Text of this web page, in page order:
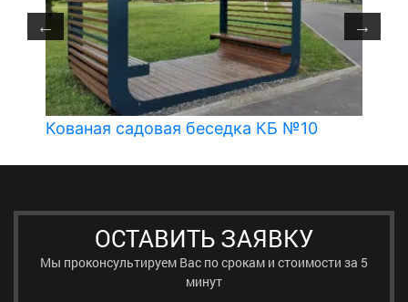
Кованая садовая беседка КБ №10
ОСТАВИТЬ ЗАЯВКУ
Мы проконсультируем Вас по срокам и стоимости за 5
минут